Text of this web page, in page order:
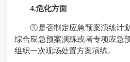
4.危化方面
①是否制定应急预案演练计划
综合应急预案演练或者专项应急
组织一次现场处置方案演练。